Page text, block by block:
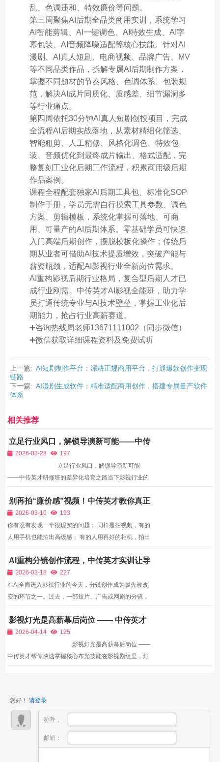
乱、色调违和、特效廉价等问题。
第三周聚焦AI后期全品类商用实训，系统学习
AI智能剪辑、AI一键调色、AI特效生成、AI字
幕包装、AI音频降噪适配等核心技能。针对AI
漫剧、AI真人短剧、电商视频、品牌广告、MV
等不同品类作品，拆解专属AI后期制作方案，
掌握不同题材的节奏风格、色调体系、包装规
范，解决AI成片同质化、质感差、细节漏洞多
等行业痛点。
第四周依托30分钟AI真人短剧创投项目，完成
全流程AI后期实战落地，从素材精细化筛选、
智能粗剪、人工精修、风格化调色、特效包
装、音频优化到最终成片输出、格式适配，完
整复刻工业化后期工作流程，积累商用级后期
作品案例。
课程全程配套独家AI后期工具包、标准化SOP
制作手册，学员无需自行摸索工具参数、调色
方案、剪辑模板，系统化掌握可落地、可商
用、可量产的AI后期体系。零基础学员可快速
入门高端后期创作，摆脱模板化操作；传统后
期从业者可借助AI技术提质增效，突破产能与
薪资瓶颈，适配AI影视行业全新岗位需求。
AI重构影视后期行业格局，复合型后期人才已
成行业刚需。中传英才AI影视全能班，助力学
员打通传统专业与AI技术壁垒，掌握工业化后
期能力，抢占行业高薪赛道。
➕咨询热线周老师13671111002（同步微信）
➕微信获取详细课程资料及免费试听
上一篇: AI短剧制作平台：深耕正规商用平台，打通爆款创作变现
链路
下一篇: AI漫剧生成软件：精准适配商用创作，搭建专属量产软件
体系
相关推荐
立足行业风口，解锁导演新可能——中传
英才研修班的差异化培育之路
2026-03-28
197
立足行业风口，解锁导演新可能
——中传英才研修班的差异化培育之路当下影视行业的
新、能变现”的竞争。随着微短剧的爆发式增长、短视
频内容的精品化升级，以及AI技术在剧本创作、后...
别再拍“廉价感”视频！中传英才教你真正
的光影、收音、构图，拍出电影级质感
2026-03-10
193
你有没有发现一个很现实的问题： 同样是拍视频，有的
人用手机也能拍出高级感； 有的人用再好的相机，拍出
在： 灯光、收音、构图、节奏、审美。 画面乱，是因
为构图不专业； 脸显脏，是因为灯光不对； 听不清，
是因为...
AI重构分镜创作流程，中传英才实训让导
演从“画图”回归“掌镜”
2026-03-18
227
在AI全面进入影视行业的今天，分镜创作成为最先被改
变的环节之一。过去，一部短片、广告或网剧的分镜，
多则数周。而现在，只要输入文字描述，AI就能在几分
钟内生成数十组分镜画面，风格、构图、镜头角度一应
影视灯光是高薪幕后岗位 —— 中传英才
帮你快速掌握核心布光技能
2026-04-14
125
影视灯光是高薪幕后岗位 ——
中传英才帮你快速掌握核心布光技能在影视剧组里，灯
您好！ 请登录
称呼：
邮箱：